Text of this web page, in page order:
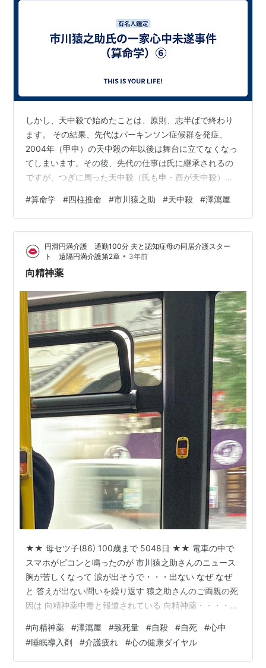
しかし、天中殺で始めたことは、原則、志半ばで終わり
ます。 その結果、先代はパーキンソン症候群を発症、
2004年（甲申）の天中殺の年以後は舞台に立てなくなっ
てしまいます。その後、先代の仕事は氏に継承されるの
ですが、つぎに周った天中殺（氏も申・酉が天中殺）の
折の重傷を負ってしまいます。そして、今回の事件が起
こりました。 仕事と天中殺というと、デビューや入社の
時期のみを気にすることが多いのですが、長く続ける事
業についても、天中殺の影響は気にしておいたほうがよ
いと思います。 もうひとつ、家系の影響についても観ま
した。 猿之助一門（屋号は「澤瀉屋」）…
#算命学 #四柱推命 #市川猿之助 #天中殺 #澤瀉屋
円滑円満介護 通勤100分 夫と認知症母の同居介護スター
ト 遠隔円満介護第2章 • 3年前
向精神薬
★★ 母セツ子(86) 100歳まで 5048日 ★★ 電車の中で
スマホがピコンと鳴ったのが 市川猿之助さんのニュース
胸が苦しくなって 涙が出そうで・・・出ない なぜ なぜ
と 答えが出ない問いを繰り返す 猿之助さんのご両親の死
因は 向精神薬中毒と報道されている 向精神薬・・・・致
導入剤も含まれる・・・ えええっと ワタシ 去年 睡眠導
入剤を勧められた！！ www.sakaigoyuko.com 勧められ
た理由は 寝つきが悪いに はいと答えたから!？ 眠れなく
#向精神薬 #澤瀉屋 #致死量 #自殺 #自死 #心中
#睡眠導入剤 #介護疲れ #心の健康ダイヤル